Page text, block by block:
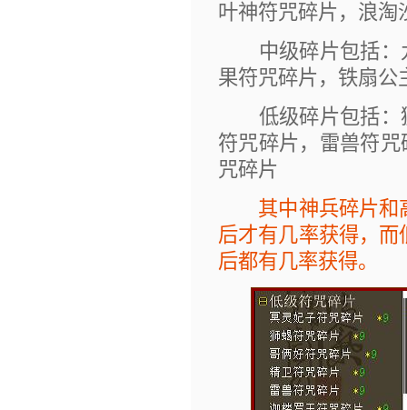
叶神符咒碎片，浪淘
中级碎片包括：
果符咒碎片，铁扇公
低级碎片包括：
符咒碎片，雷兽符
咒碎片
其中神兵碎片和
后才有几率获得，
后都有几率获得。